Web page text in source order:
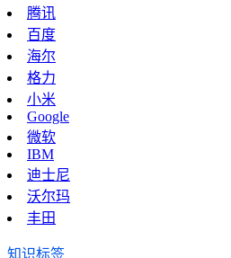
腾讯
百度
海尔
格力
小米
Google
微软
IBM
迪士尼
沃尔玛
丰田
知识标签